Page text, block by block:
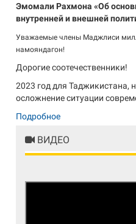
Эмомали Рахмона «Об
внутренней и внешней
Уважаемые члены Маджлиси
намояндагон!
Дорогие соотечественники!
2023 год для Таджикистана,
осложнение ситуации
Подробное
ВИДЕО